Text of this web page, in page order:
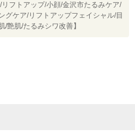
フトアップ/小顔/金沢市たるみケア/
グケア/リフトアップフェイシャル/目
/艶肌/たるみシワ改善】